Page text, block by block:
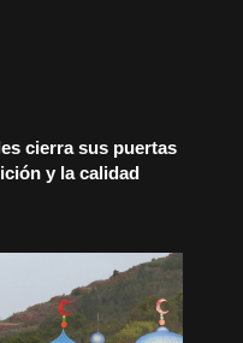
cierra sus puertas
y la calidad